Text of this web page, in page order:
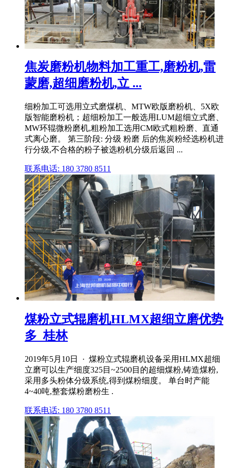
焦炭磨粉机物料加工重工,磨粉机,雷
蒙磨,超细磨粉机,立 ...
细粉加工可选用立式磨煤机、MTW欧版磨粉机、5X欧
版智能磨粉机；超细粉加工一般选用LUM超细立式磨、
MW环辊微粉磨机,粗粉加工选用CM欧式粗粉磨、直通
式离心磨。 第三阶段: 分级 粉磨 后的焦炭粉经选粉机进
行分级,不合格的粉子被选粉机分级后返回 ...
联系电话: 180 3780 8511
煤粉立式辊磨机HLMX超细立磨优势
多_桂林
2019年5月10日 · 煤粉立式辊磨机设备采用HLMX超细
立磨可以生产细度325目~2500目的超细煤粉,铸造煤粉,
采用多头粉体分级系统,得到煤粉细度。 单台时产能
4~40吨,整套煤粉磨粉生 .
联系电话: 180 3780 8511